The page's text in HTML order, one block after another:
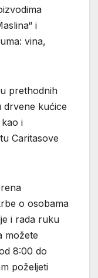
i
vina,
prethodnih
drvene kućice
i
Caritasove
o osobama
i rada ruku
možete
8:00 do
poželjeti